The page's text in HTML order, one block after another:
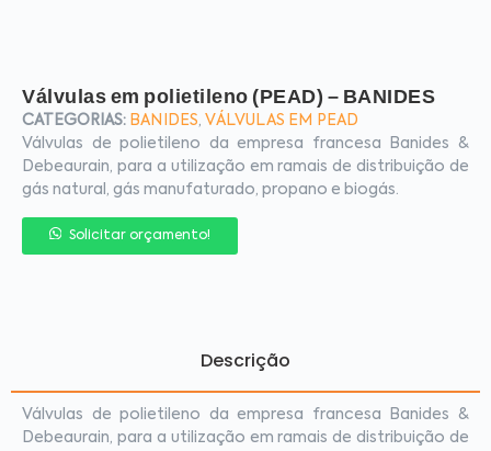
Válvulas em polietileno (PEAD) – BANIDES
CATEGORIAS: BANIDES ,VÁLVULAS EM PEAD
Válvulas de polietileno da empresa francesa Banides &
Debeaurain, para a utilização em ramais de distribuição de
gás natural, gás manufaturado, propano e biogás.
Solicitar orçamento!
Descrição
Válvulas de polietileno da empresa francesa Banides &
Debeaurain, para a utilização em ramais de distribuição de